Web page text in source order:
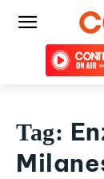
Tag: